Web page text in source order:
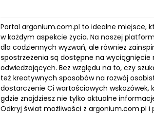
Portal argonium.com.pl to idealne miejsce,
w każdym aspekcie życia. Na naszej
dla codziennych wyzwań, ale również
spostrzeżenia są dostępne na
odwiedzających. Bez względu na to, czy
też kreatywnych sposobów na rozwój
dostarczenie Ci wartościowych
gdzie znajdziesz nie tylko aktualne
Odkryj świat możliwości z argonium.com.pl